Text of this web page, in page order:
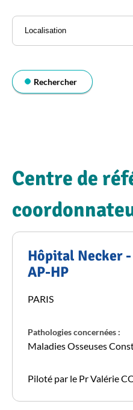
l'annuaire
Localisation
Rechercher
Centre de
Hôpital Necker
AP-HP
PARIS
Pathologies concernées :
Maladies Osseuses
Piloté par le Pr Valérie